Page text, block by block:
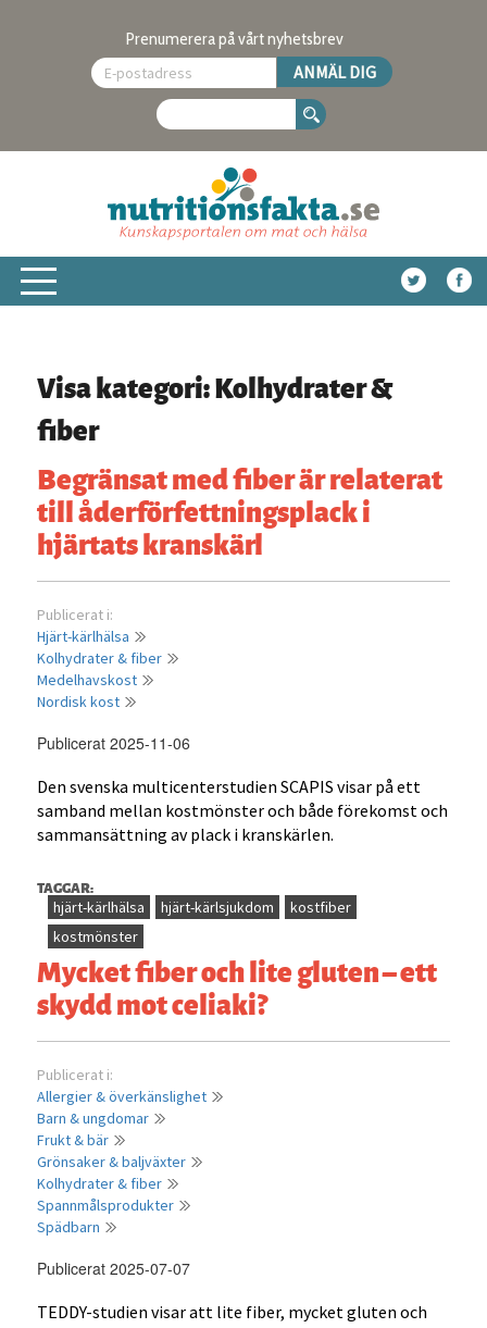
Prenumerera på vårt nyhetsbrev
Visa kategori: Kolhydrater &
fiber
Begränsat med fiber är relaterat
till åderförfettningsplack i
hjärtats kranskärl
Publicerat i:
Hjärt-kärlhälsa
Kolhydrater & fiber
Medelhavskost
Nordisk kost
Publicerat 2025-11-06
Den svenska multicenterstudien SCAPIS visar på ett
samband mellan kostmönster och både förekomst och
sammansättning av plack i kranskärlen.
TAGGAR:
hjärt-kärlhälsa hjärt-kärlsjukdom
kostfiber
kostmönster
Mycket fiber och lite gluten – ett
skydd mot celiaki?
Publicerat i:
Allergier & överkänslighet
Barn & ungdomar
Frukt & bär
Grönsaker & baljväxter
Kolhydrater & fiber
Spannmålsprodukter
Spädbarn
Publicerat 2025-07-07
TEDDY-studien visar att lite fiber, mycket gluten och